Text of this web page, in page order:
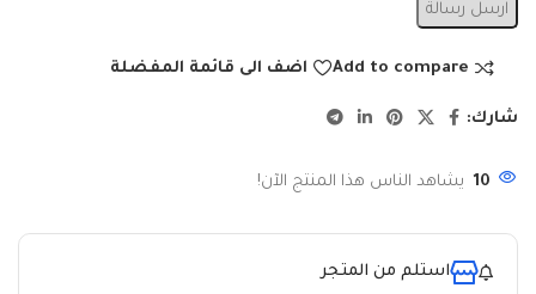
ارسل رسالة
Add to compare اضف الى قائمة المفضلة
شارك:
10 يشاهد الناس هذا المنتج الآن!
استلم من المتجر